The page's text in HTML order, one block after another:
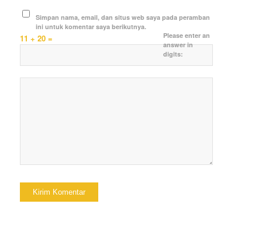
Simpan nama, email, dan situs web saya pada peramban
ini untuk komentar saya berikutnya.
Please enter an
answer in
digits:
11 + 20 =